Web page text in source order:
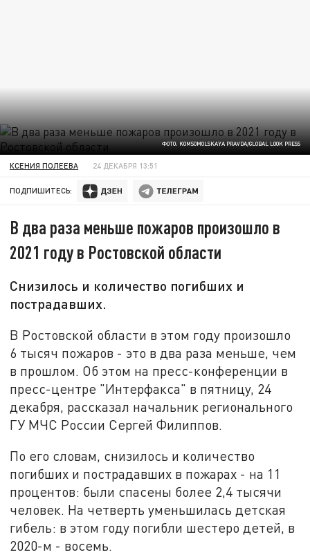
ФОТО: KOMSOMOLSKAYA PRAVDA/GLOBAL LOOK PRESS
КСЕНИЯ ПОЛЕЕВА 24 ДЕКАБРЯ 13:51
ПОДПИШИТЕСЬ:
В два раза меньше пожаров произошло в
2021 году в Ростовской области
Снизилось и количество погибших и
пострадавших.
В Ростовской области в этом году произошло
6 тысяч пожаров - это в два раза меньше, чем
в прошлом. Об этом на пресс-конференции в
пресс-центре "Интерфакса" в пятницу, 24
декабря, рассказал начальник регионального
ГУ МЧС России Сергей Филиппов.
По его словам, снизилось и количество
погибших и пострадавших в пожарах - на 11
процентов: были спасены более 2,4 тысячи
человек. На четверть уменьшилась детская
гибель: в этом году погибли шестеро детей, в
2020-м - восемь.